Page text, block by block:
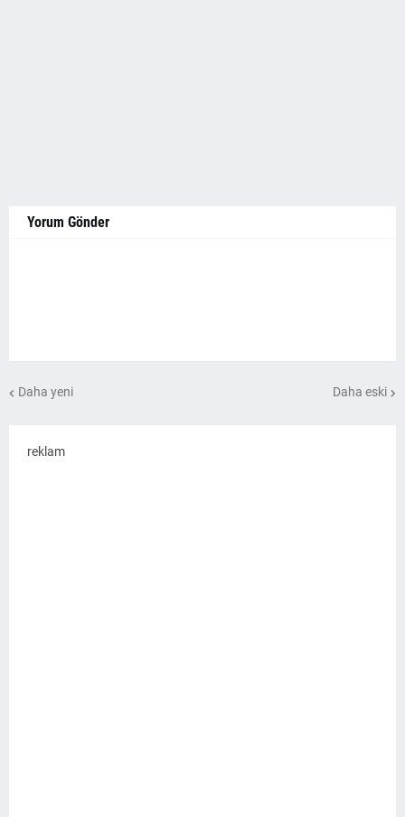
Yorum Gönder
Daha yeni Daha eski
reklam